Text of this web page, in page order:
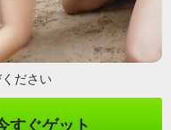
ださい
すぐゲット